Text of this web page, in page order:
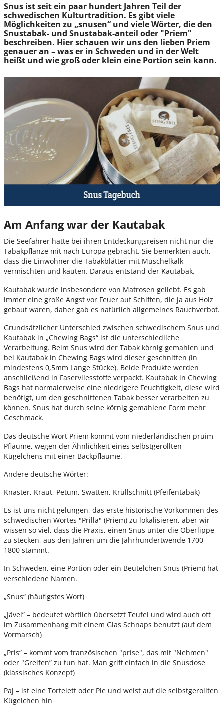
Snus ist seit ein paar hundert Jahren Teil der
schwedischen Kulturtradition. Es gibt viele
Möglichkeiten zu „snusen“ und viele Wörter, die den
Snustabak- und Snustabak-anteil oder "Priem"
beschreiben. Hier schauen wir uns den lieben Priem
genauer an – was er in Schweden und in der Welt
heißt und wie groß oder klein eine Portion sein kann.
Am Anfang war der Kautabak
Die Seefahrer hatte bei ihren Entdeckungsreisen nicht nur die
Tabakpflanze mit nach Europa gebracht. Sie bemerkten auch,
dass die Einwohner die Tabakblätter mit Muschelkalk
vermischten und kauten. Daraus entstand der Kautabak.
Kautabak wurde insbesondere von Matrosen geliebt. Es gab
immer eine große Angst vor Feuer auf Schiffen, die ja aus Holz
gebaut waren, daher gab es natürlich allgemeines Rauchverbot.
Grundsätzlicher Unterschied zwischen schwedischem Snus und
Kautabak in „Chewing Bags“ ist die unterschiedliche
Verarbeitung. Beim Snus wird der Tabak körnig gemahlen und
bei Kautabak in Chewing Bags wird dieser geschnitten (in
mindestens 0,5mm Lange Stücke). Beide Produkte werden
anschließend in Faservliesstoffe verpackt. Kautabak in Chewing
Bags hat normalerweise eine niedrigere Feuchtigkeit, diese wird
benötigt, um den geschnittenen Tabak besser verarbeiten zu
können. Snus hat durch seine körnig gemahlene Form mehr
Geschmack.
Das deutsche Wort Priem kommt vom niederländischen pruim –
Pflaume, wegen der Ähnlichkeit eines selbstgerollten
Kügelchens mit einer Backpflaume.
Andere deutsche Wörter:
Knaster, Kraut, Petum, Swatten, Krüllschnitt (Pfeifentabak)
Es ist uns nicht gelungen, das erste historische Vorkommen des
schwedischen Wortes "Prilla" (Priem) zu lokalisieren, aber wir
wissen so viel, dass die Praxis, einen Snus unter die Oberlippe
zu stecken, aus den Jahren um die Jahrhundertwende 1700-
1800 stammt.
In Schweden, eine Portion oder ein Beutelchen Snus (Priem) hat
verschiedene Namen.
„Snus“ (häufigstes Wort)
„Jävel” – bedeutet wörtlich übersetzt Teufel und wird auch oft
im Zusammenhang mit einem Glas Schnaps benutzt (auf dem
Vormarsch)
„Pris“ – kommt vom französischen "prise", das mit "Nehmen"
oder "Greifen” zu tun hat. Man griff einfach in die Snusdose
(klassisches Konzept)
Paj – ist eine Tortelett oder Pie und weist auf die selbstgerollten
Kügelchen hin